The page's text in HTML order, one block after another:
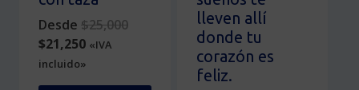
de
producto
de
producto
Desde $25,000Original
$25,000.
$21,250Current
price
is:
«IVA
incluido»
lleven allí
donde tu
corazón es
feliz.